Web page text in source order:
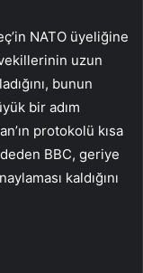
NATO üyeliğine
uzun
bunun
bir adım
protokolü kısa
BBC, geriye
kaldığını